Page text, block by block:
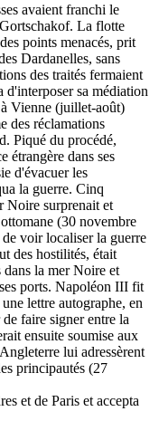
avaient franchi le
La flotte
points menacés, prit
Dardanelles, sans
des traités fermaient
sa médiation
à Vienne (juillet-août)
des réclamations
Piqué du procédé,
étrangère dans ses
d'évacuer les
la guerre. Cinq
Noire surprenait et
(30 novembre
de voir localiser la guerre
des hostilités, était
dans la mer Noire et
ports. Napoléon III fit
lettre autographe, en
faire signer entre la
ensuite soumise aux
lui adressèrent
principautés (27
et de Paris et accepta